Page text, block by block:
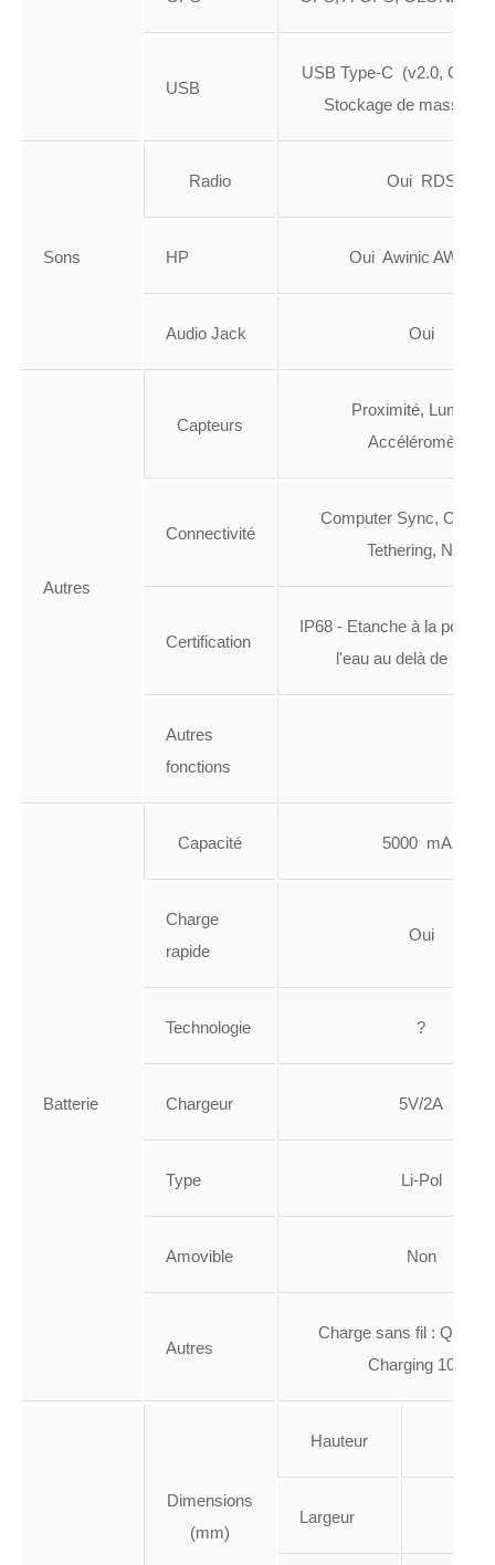
USB
USB Type-C (v2.0,
Stockage de masse,
Sons
Radio Oui RDS
HP Oui Awinic AW8736
Audio Jack Oui
Autres
Capteurs
Proximité, Lumière,
Accéléromètre
Connectivité
Computer Sync, OTA
Tethering, NFC
Certification
IP68 - Etanche à la
l'eau au delà de 1
Autres
fonctions
Batterie
Capacité 5000 mAh
Charge
rapide
Oui
Technologie ?
Chargeur 5V/2A
Type Li-Pol
Amovible Non
Autres
Charge sans fil : Qi
Charging 10 W
Dimensions
(mm)
Hauteur
Largeur